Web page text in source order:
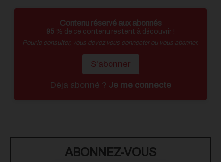
Contenu réservé aux abonnés
95 % de ce contenu restent à découvrir !
Pour le consulter, vous devez vous connecter ou vous abonner.
S'abonner
Déja abonné ? Je me connecte
ABONNEZ-VOUS